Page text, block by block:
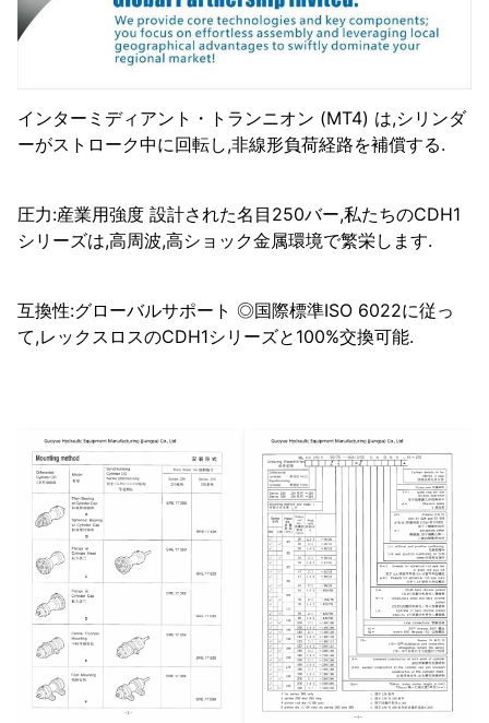
インターミディアント・トランニオン (MT4) は,シリンダ
ーがストローク中に回転し,非線形負荷経路を補償する.
圧力:産業用強度 設計された名目250バー,私たちのCDH1
シリーズは,高周波,高ショック金属環境で繁栄します.
互換性:グローバルサポート ◎国際標準ISO 6022に従っ
て,レックスロスのCDH1シリーズと100%交換可能.